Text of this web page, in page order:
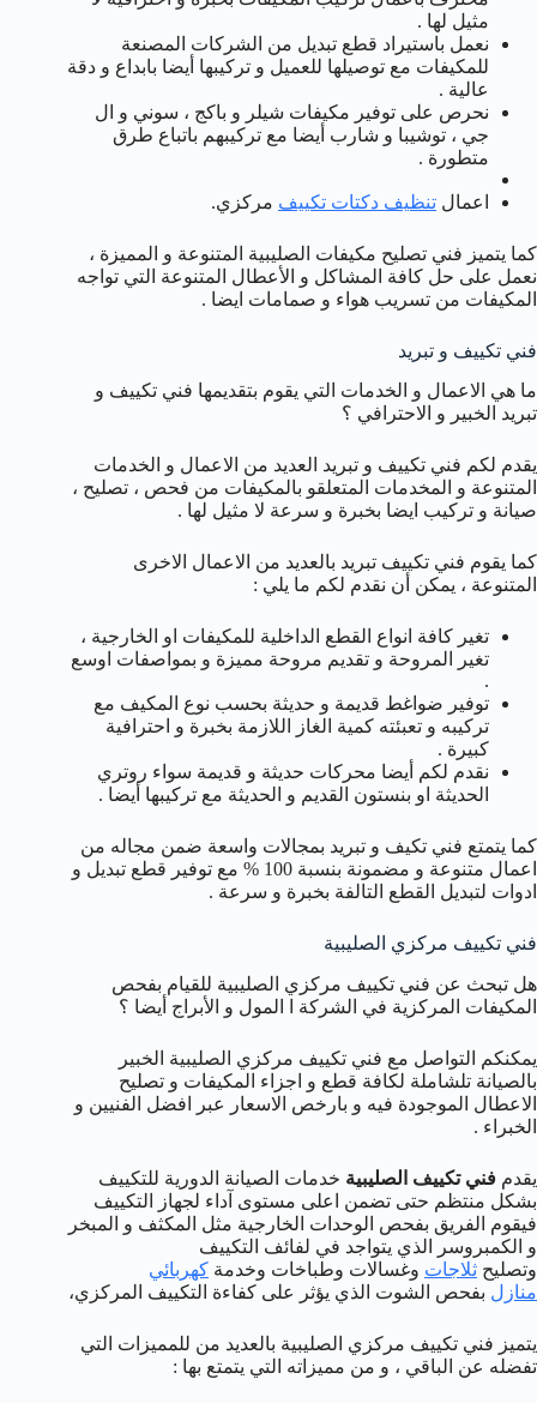
مثيل لها .
نعمل باستيراد قطع تبديل من الشركات المصنعة
للمكيفات مع توصيلها للعميل و تركيبها أيضا بابداع و دقة
عالية .
نحرص على توفير مكيفات شيلر و باكج ، سوني و ال
جي ، توشيبا و شارب أيضا مع تركيبهم باتباع طرق
متطورة .
اعمال تنظيف دكتات تكييف مركزي.
كما يتميز فني تصليح مكيفات الصليبية المتنوعة و المميزة ،
نعمل على حل كافة المشاكل و الأعطال المتنوعة التي تواجه
المكيفات من تسريب هواء و صمامات ايضا .
فني تكييف و تبريد
ما هي الاعمال و الخدمات التي يقوم بتقديمها فني تكييف و
تبريد الخبير و الاحترافي ؟
يقدم لكم فني تكييف و تبريد العديد من الاعمال و الخدمات
المتنوعة و المخدمات المتعلقو بالمكيفات من فحص ، تصليح ،
صيانة و تركيب ايضا بخبرة و سرعة لا مثيل لها .
كما يقوم فني تكييف تبريد بالعديد من الاعمال الاخرى
المتنوعة ، يمكن أن نقدم لكم ما يلي :
تغير كافة انواع القطع الداخلية للمكيفات او الخارجية ،
تغير المروحة و تقديم مروحة مميزة و بمواصفات اوسع
.
توفير ضواغط قديمة و حديثة بحسب نوع المكيف مع
تركيبه و تعبئته كمية الغاز اللازمة بخبرة و احترافية
كبيرة .
نقدم لكم أيضا محركات حديثة و قديمة سواء روتري
الحديثة او بنستون القديم و الحديثة مع تركيبها أيضا .
كما يتمتع فني تكيف و تبريد بمجالات واسعة ضمن مجاله من
اعمال متنوعة و مضمونة بنسبة 100 % مع توفير قطع تبديل و
ادوات لتبديل القطع التالفة بخبرة و سرعة .
فني تكييف مركزي الصليبية
هل تبحث عن فني تكييف مركزي الصليبية للقيام بفحص
المكيفات المركزية في الشركة ا المول و الأبراج أيضا ؟
يمكنكم التواصل مع فني تكييف مركزي الصليبية الخبير
بالصيانة تلشاملة لكافة قطع و اجزاء المكيفات و تصليح
الاعطال الموجودة فيه و بارخص الاسعار عبر افضل الفنيين و
الخبراء .
يقدم فني تكييف الصليبية خدمات الصيانة الدورية للتكييف
بشكل منتظم حتى تضمن اعلى مستوى آداء لجهاز التكييف
فيقوم الفريق بفحص الوحدات الخارجية مثل المكثف و المبخر
و الكمبروسر الذي يتواجد في لفائف التكييف
وتصليح ثلاجات وغسالات وطباخات وخدمة كهربائي
منازل بفحص الشوت الذي يؤثر على كفاءة التكييف المركزي،
يتميز فني تكييف مركزي الصليبية بالعديد من للمميزات التي
تفضله عن الباقي ، و من مميزاته التي يتمتع بها :